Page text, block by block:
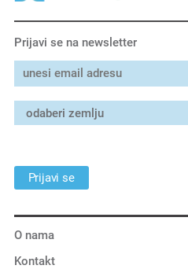
O nama
Kontakt
Prijavi se na newsletter
Prijavi se